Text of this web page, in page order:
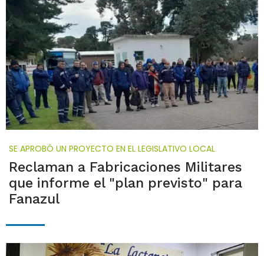
SE APROBÓ UN PROYECTO EN EL LEGISLATIVO LOCAL
Reclaman a Fabricaciones Militares
que informe el "plan previsto" para
Fanazul